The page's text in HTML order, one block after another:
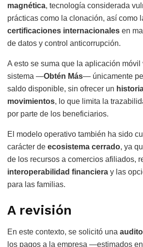
magnética, tecnología considerada
prácticas como la clonación, así como
certificaciones internacionales en
de datos y control anticorrupción.
A esto se suma que la aplicación móvil
sistema —Obtén Más— únicamente
saldo disponible, sin ofrecer un
movimientos, lo que limita la
por parte de los beneficiarios.
El modelo operativo también ha sido
carácter de ecosistema cerrado, ya
de los recursos a comercios afiliados,
interoperabilidad financiera y las
para las familias.
A revisión
En este contexto, se solicitó una
los pagos a la empresa —estimados